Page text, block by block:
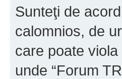
Sunteţi de
calomnios, de
care poate
unde “Forum